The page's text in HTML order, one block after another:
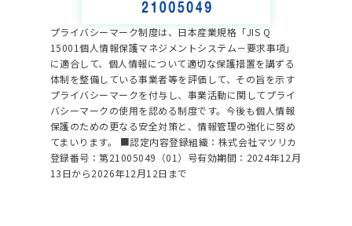
プライバシーマーク制度は、日本産業規格「JIS Q
15001個人情報保護マネジメントシステム－要求事項」
に適合して、個人情報について適切な保護措置を講ずる
体制を整備している事業者等を評価して、その旨を示す
プライバシーマークを付与し、事業活動に関してプライ
バシーマークの使用を認める制度です。 今後も個人情報
保護のための更なる安全対策と、情報管理の強化に努め
てまいります。
■認定内容登録組織：株式会社マツリカ
登録番号：第21005049（01）号有効期間：2024年12月
13日から2026年12月12日まで